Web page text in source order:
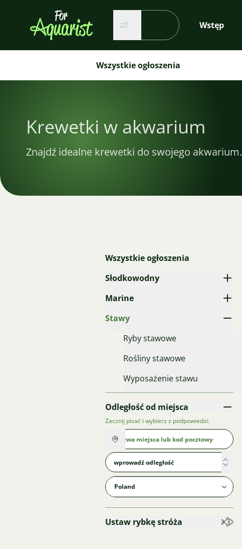
Wyszukiwanie...
Szukaj
Wstęp
Wszystkie ogłoszenia
Krewetki w akwarium
Znajdź idealne krewetki do swojego akwarium.
Wszystkie ogłoszenia
Słodkowodny
Marine
Stawy
Ryby stawowe
Rośliny stawowe
Wyposażenie stawu
Odległość od miejsca
Zacznij pisać i wybierz z podpowiedzi:
Ustaw rybkę stróża